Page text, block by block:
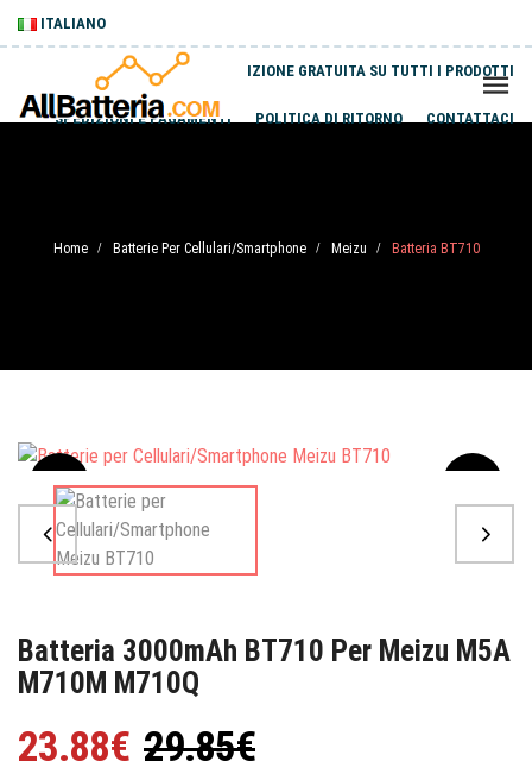
ITALIANO
SPEDIZIONE GRATUITA SU TUTTI I PRODOTTI
SPEDIZIONI E PAGAMENTI POLITICA DI RITORNO CONTATTACI
Home / Batterie Per Cellulari/Smartphone / Meizu / Batteria BT710
Sale
Batteria 3000mAh BT710 Per Meizu M5A
M710M M710Q
23.88€ 29.85€